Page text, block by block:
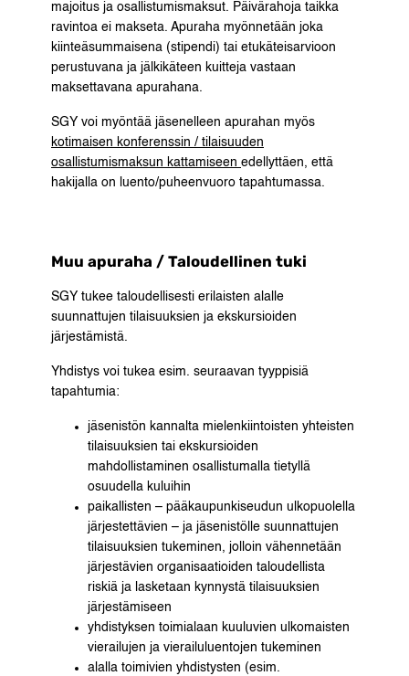
majoitus ja osallistumismaksut. Päivärahoja taikka
ravintoa ei makseta. Apuraha myönnetään joka
kiinteäsummaisena (stipendi) tai etukäteisarvioon
perustuvana ja jälkikäteen kuitteja vastaan
maksettavana apurahana.
SGY voi myöntää jäsenelleen apurahan myös
kotimaisen konferenssin / tilaisuuden
osallistumismaksun kattamiseen edellyttäen, että
hakijalla on luento/puheenvuoro tapahtumassa.
Muu apuraha / Taloudellinen tuki
SGY tukee taloudellisesti erilaisten alalle
suunnattujen tilaisuuksien ja ekskursioiden
järjestämistä.
Yhdistys voi tukea esim. seuraavan tyyppisiä
tapahtumia:
jäsenistön kannalta mielenkiintoisten yhteisten
tilaisuuksien tai ekskursioiden
mahdollistaminen osallistumalla tietyllä
osuudella kuluihin
paikallisten – pääkaupunkiseudun ulkopuolella
järjestettävien – ja jäsenistölle suunnattujen
tilaisuuksien tukeminen, jolloin vähennetään
järjestävien organisaatioiden taloudellista
riskiä ja lasketaan kynnystä tilaisuuksien
järjestämiseen
yhdistyksen toimialaan kuuluvien ulkomaisten
vierailujen ja vierailuluentojen tukeminen
alalla toimivien yhdistysten (esim.